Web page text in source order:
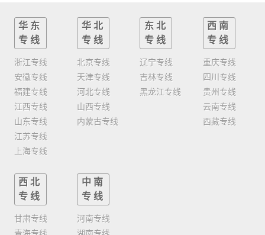
华东
专线
浙江专线
安徽专线
福建专线
江西专线
山东专线
江苏专线
上海专线
华北
专线
北京专线
天津专线
河北专线
山西专线
内蒙古专线
东北
专线
辽宁专线
吉林专线
黑龙江专线
西南
专线
重庆专线
四川专线
贵州专线
云南专线
西藏专线
西北
专线
甘肃专线
中南
专线
河南专线